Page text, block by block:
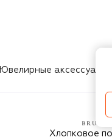
Ювелирные аксессуары
Brunello
Хлопковое